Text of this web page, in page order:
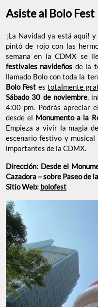
¡La Navidad ya está aquí! y
semana en la CDMX se
festivales navideños de la
llamado Bolo con toda la
Bolo Festestotalmente
Sábado 30 de noviembre,
4:00 pm. Podrás apreciar
desde el Monumento
Cazadora . Empieza a
disfruta del escenario
calles más importantes de
Dirección: Desde el
Sitio Web:bolofest